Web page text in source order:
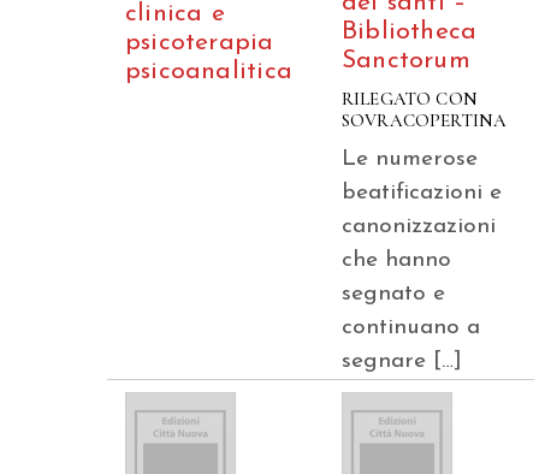
clinica e
psicoterapia
psicoanalitica
Bibliotheca
Sanctorum
RILEGATO CON
SOVRACOPERTINA
Le numerose
beatificazioni e
canonizzazioni
che hanno
segnato e
continuano a
segnare […]